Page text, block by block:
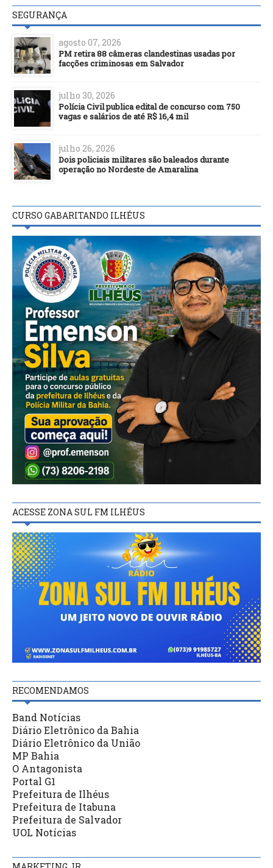
SEGURANÇA
agosto 07, 2026
PM retira 88 câmeras clandestinas usadas por
facções criminosas em Salvador
julho 30, 2026
Polícia Civil publica edital de concurso com 750
vagas e salários de até R$ 16,4 mil
julho 26, 2026
Dois policiais militares são baleados durante
operação no Nordeste de Amaralina
CURSO GABARITANDO ILHÉUS
ACESSE ZONA SUL FM ILHÉUS
RECOMENDAMOS
Band Notícias
Diário Eletrônico da Bahia
Diário Eletrônico da União
MP Bahia
O Antagonista
Portal G1
Prefeitura de Ilhéus
Prefeitura de Itabuna
Prefeitura de Salvador
UOL Notícias